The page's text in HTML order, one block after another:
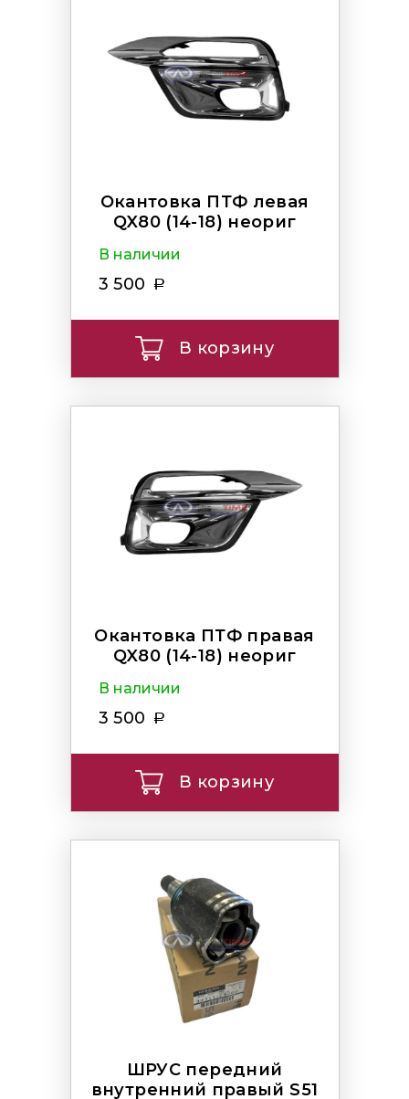
Окантовка ПТФ левая
QX80 (14-18) неориг
В наличии
3 500
В корзину
Окантовка ПТФ правая
QX80 (14-18) неориг
В наличии
3 500
В корзину
ШРУС передний
внутренний правый S51